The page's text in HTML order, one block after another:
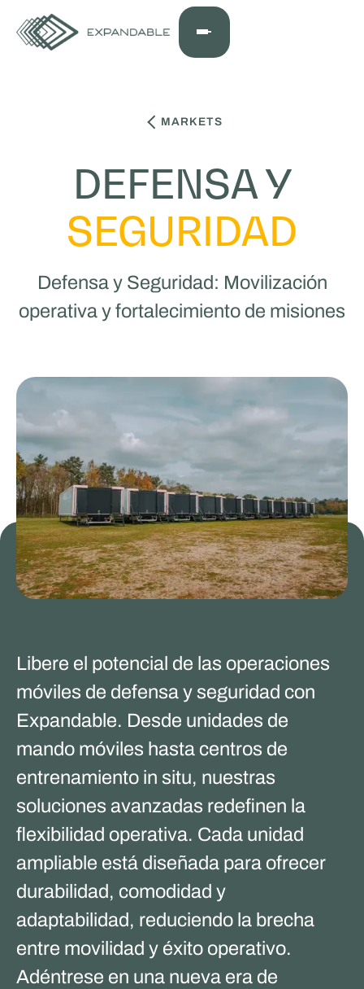
MARKETS
DEFENSA Y
SEGURIDAD
Defensa y Seguridad: Movilización
operativa y fortalecimiento de misiones
Libere el potencial de las operaciones
móviles de defensa y seguridad con
Expandable. Desde unidades de
mando móviles hasta centros de
entrenamiento in situ, nuestras
soluciones avanzadas redefinen la
flexibilidad operativa. Cada unidad
ampliable está diseñada para ofrecer
durabilidad, comodidad y
adaptabilidad, reduciendo la brecha
entre movilidad y éxito operativo.
Adéntrese en una nueva era de